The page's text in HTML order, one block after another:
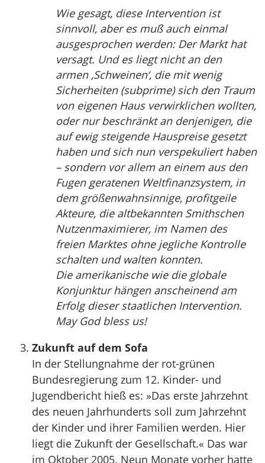
Wie gesagt, diese Intervention ist
sinnvoll, aber es muß auch einmal
ausgesprochen werden: Der Markt hat
versagt. Und es liegt nicht an den
armen ‚Schweinen‘, die mit wenig
Sicherheiten (subprime) sich den Traum
von eigenen Haus verwirklichen wollten,
oder nur beschränkt an denjenigen, die
auf ewig steigende Hauspreise gesetzt
haben und sich nun verspekuliert haben
– sondern vor allem an einem aus den
Fugen geratenen Weltfinanzsystem, in
dem größenwahnsinnige, profitgeile
Akteure, die altbekannten Smithschen
Nutzenmaximierer, im Namen des
freien Marktes ohne jegliche Kontrolle
schalten und walten konnten.
Die amerikanische wie die globale
Konjunktur hängen anscheinend am
Erfolg dieser staatlichen Intervention.
May God bless us!
Zukunft auf dem Sofa
In der Stellungnahme der rot-grünen
Bundesregierung zum 12. Kinder- und
Jugendbericht hieß es: »Das erste Jahrzehnt
des neuen Jahrhunderts soll zum Jahrzehnt
der Kinder und ihrer Familien werden. Hier
liegt die Zukunft der Gesellschaft.« Das war
im Oktober 2005. Neun Monate vorher hatte